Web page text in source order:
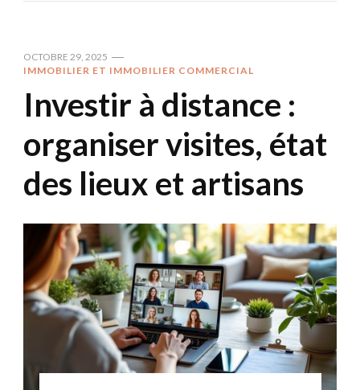
OCTOBRE 29, 2025
IMMOBILIER ET IMMOBILIER COMMERCIAL
Investir à distance :
organiser visites, état
des lieux et artisans